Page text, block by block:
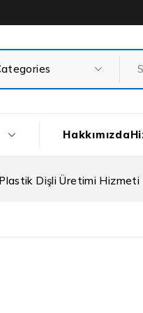
Hakkımızda
Dişli Üretimi Hizmeti